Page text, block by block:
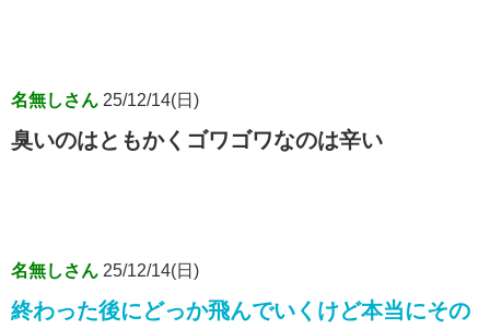
名無しさん 25/12/14(日)
臭いのはともかくゴワゴワなのは辛い
名無しさん 25/12/14(日)
終わった後にどっか飛んでいくけど本当にその